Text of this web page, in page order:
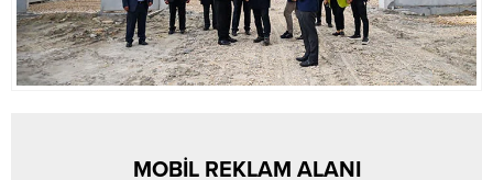
MOBİL REKLAM ALANI